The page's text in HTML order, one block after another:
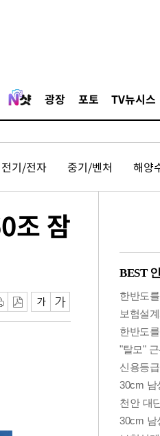
광장 포토 TV뉴시스
전기/전자 중기/벤처 해양
조 잠